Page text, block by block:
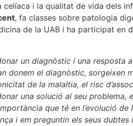
celíaca i la qualitat de vida dels
, fa classes sobre patologia
de la UAB i ha participat en
un diagnòstic i una resposta
donem el diagnòstic, sorgeixen
de la malaltia, el risc
una solució al seu
que té en l’evolució
i em preguntin els seus dubtes